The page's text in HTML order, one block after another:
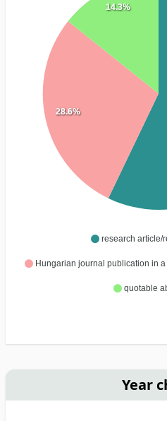
research article/
Hungarian journal publication in
quotable
28.6%
14.3%
Year